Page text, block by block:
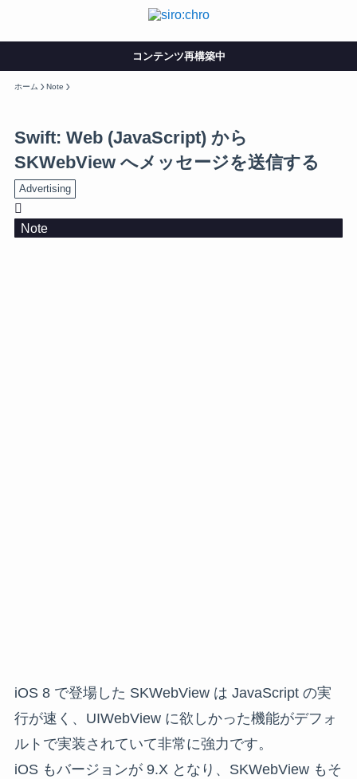
コンテンツ再構築中
ホーム Note
Swift: Web (JavaScript) から
SKWebView へメッセージを送信する
Advertising
Note
iOS 8 で登場した SKWebView は JavaScript の実
行が速く、UIWebView に欲しかった機能がデフォ
ルトで実装されていて非常に強力です。
iOS もバージョンが 9.X となり、SKWebView もそ